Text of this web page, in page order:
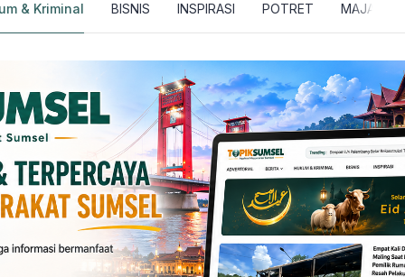
& Kriminal BISNIS INSPIRASI POTRET MAJALAH